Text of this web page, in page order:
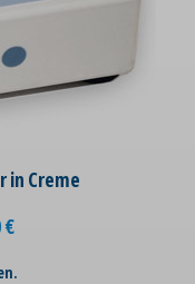
in Creme
€